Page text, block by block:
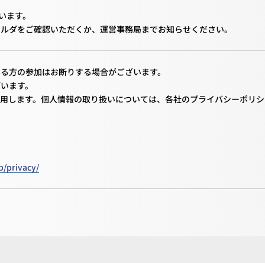
す。
ダをご確認いただくか、運営事務局までお知らせください。
の参加はお断りする場合がございます。
ます。
ます。個人情報の取り扱いについては、各社のプライバシーポリシ
privacy/